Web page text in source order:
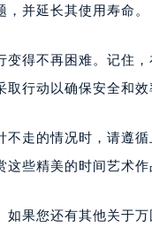
并延长其使用寿命。
得不再困难。记住
行动以确保安全和效
走的情况时，请遵
些精美的时间艺术作
如果您还有其他关于